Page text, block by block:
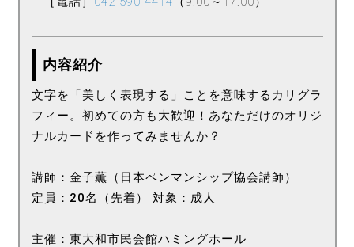
内容紹介
文字を「美しく表現する」ことを意味するカリグラ
フィー。初めての方も大歓迎！あなただけのオリジ
ナルカードを作ってみませんか？
講師：金子薫（日本ペンマンシップ協会講師）
定員：20名（先着） 対象：成人
主催：東大和市民会館ハミングホール